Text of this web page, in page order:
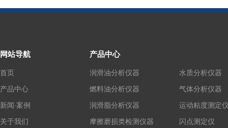
网站导航
首页
产品中心
新闻·案例
关于我们
产品中心
润滑油分析仪器
燃料油分析仪器
润滑脂分析仪器
摩擦磨损类检测仪器
水质分析仪器
气体分析仪器
运动粘度测定
闪点测定仪